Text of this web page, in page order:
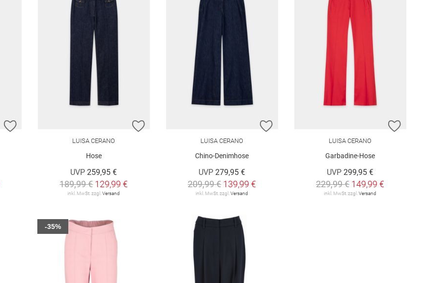
ZUR WUNSCHLISTE HINZUFÜGEN ZUR WUNSCHLISTE HINZUFÜGEN
LUISA CERANO
Hose
UVP 259,95 €
189,99 € 129,99 €
inkl. MwSt. zzgl.Versand
LUISA CERANO
Chino-Denimhose
UVP 279,95 €
209,99 € 139,99 €
inkl. MwSt. zzgl.Versand
ZUR
LUISA CERANO
Garbadine-Hose
UVP 299,95 €
229,99 € 149,99 €
inkl. MwSt. zzgl.Versand
-35%